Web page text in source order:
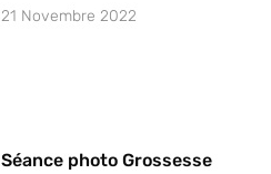
21 Novembre 2022
Séance photo Grossesse